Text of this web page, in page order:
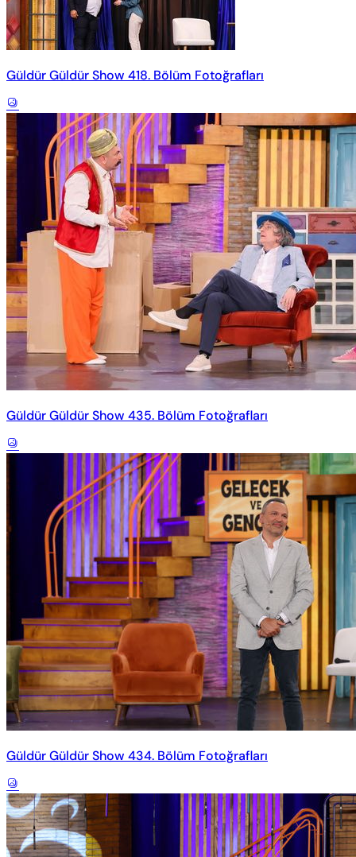
Güldür Güldür Show 418. Bölüm Fotoğrafları
Güldür Güldür Show 435. Bölüm Fotoğrafları
Güldür Güldür Show 434. Bölüm Fotoğrafları